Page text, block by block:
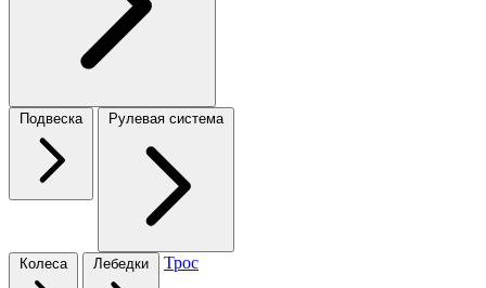
Подвеска Рулевая система
Колеса Лебедки Трос